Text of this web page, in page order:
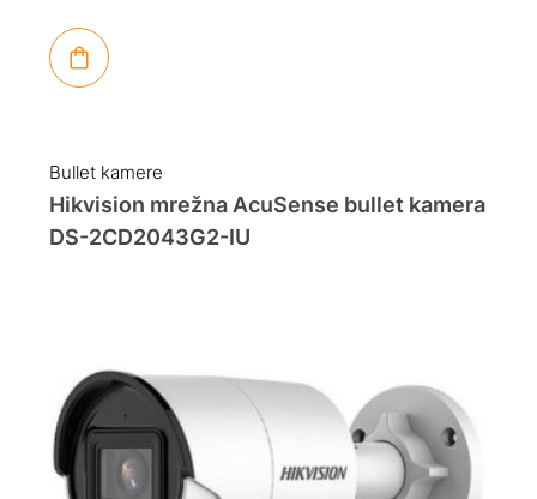
Bullet kamere
Hikvision mrežna AcuSense bullet kamera
DS-2CD2043G2-IU